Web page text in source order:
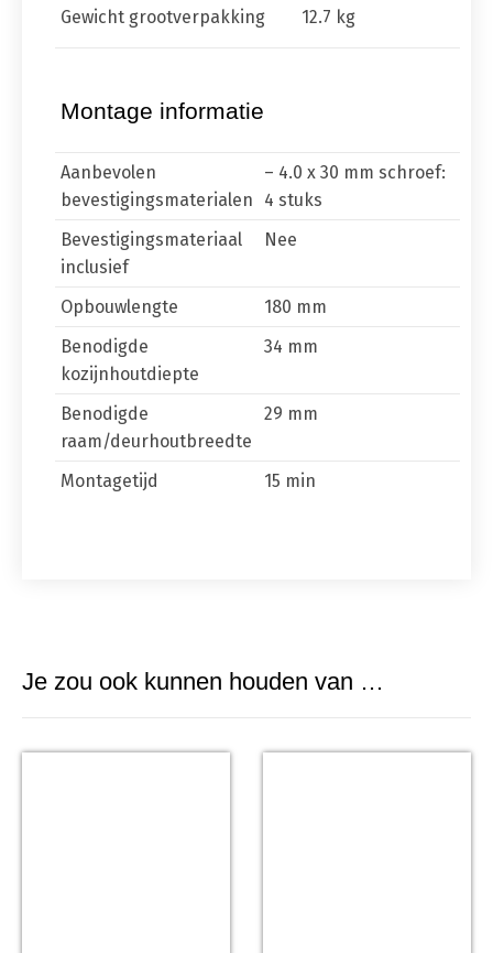
Gewicht grootverpakking 12.7 kg
Montage informatie
Aanbevolen
bevestigingsmaterialen
– 4.0 x 30 mm schroef:
4 stuks
Bevestigingsmateriaal
inclusief
Nee
Opbouwlengte
180 mm
Benodigde
kozijnhoutdiepte
34 mm
Benodigde
raam/deurhoutbreedte
29 mm
Montagetijd 15 min
Je zou ook kunnen houden van …